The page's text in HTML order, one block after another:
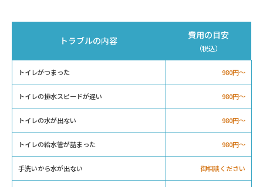
トラブルの内容 費用の目安
（税込）
トイレがつまった 980円〜
トイレの排水スピードが遅い 980円〜
トイレの水が出ない 980円〜
トイレの給水管が詰まった 980円〜
手洗いから水が出ない 御相談ください